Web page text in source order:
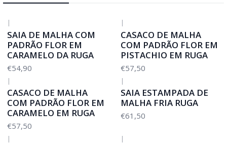
|
SAIA DE MALHA COM
PADRÃO FLOR EM
CARAMELO DA RUGA
€54,90
|
CASACO DE MALHA
COM PADRÃO FLOR EM
PISTACHIO EM RUGA
€57,50
|
CASACO DE MALHA
COM PADRÃO FLOR EM
CARAMELO EM RUGA
€57,50
|
SAIA ESTAMPADA DE
MALHA FRIA RUGA
€61,50
| |